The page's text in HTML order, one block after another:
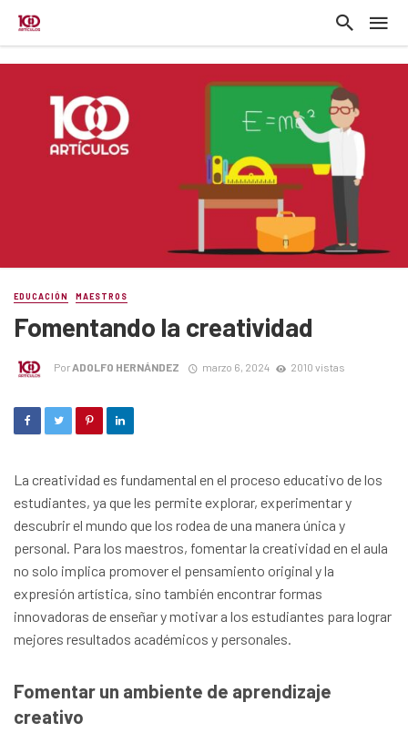
EDUCACIÓN MAESTROS
Fomentando la creatividad
Por ADOLFO HERNÁNDEZ marzo 6, 2024 2010 vistas
La creatividad es fundamental en el proceso educativo de los
estudiantes, ya que les permite explorar, experimentar y
descubrir el mundo que los rodea de una manera única y
personal. Para los maestros, fomentar la creatividad en el aula
no solo implica promover el pensamiento original y la
expresión artística, sino también encontrar formas
innovadoras de enseñar y motivar a los estudiantes para lograr
mejores resultados académicos y personales.
Fomentar un ambiente de aprendizaje
creativo